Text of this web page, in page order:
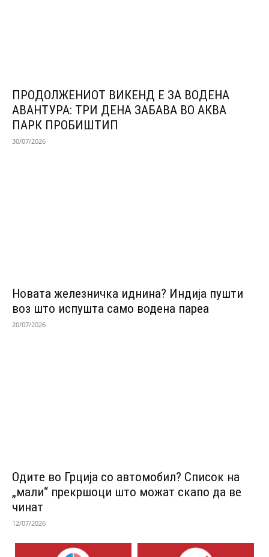
ПРОДОЛЖЕНИОТ ВИКЕНД Е ЗА ВОДЕНА
АВАНТУРА: ТРИ ДЕНА ЗАБАВА ВО АКВА
ПАРК ПРОБИШТИП
30/07/2026
Новата железничка иднина? Индија пушти
воз што испушта само водена пареа
20/07/2026
Одитe во Грција со автомобил? Список на
„мали“ прекршоци што можат скапо да ве
чинат
12/07/2026